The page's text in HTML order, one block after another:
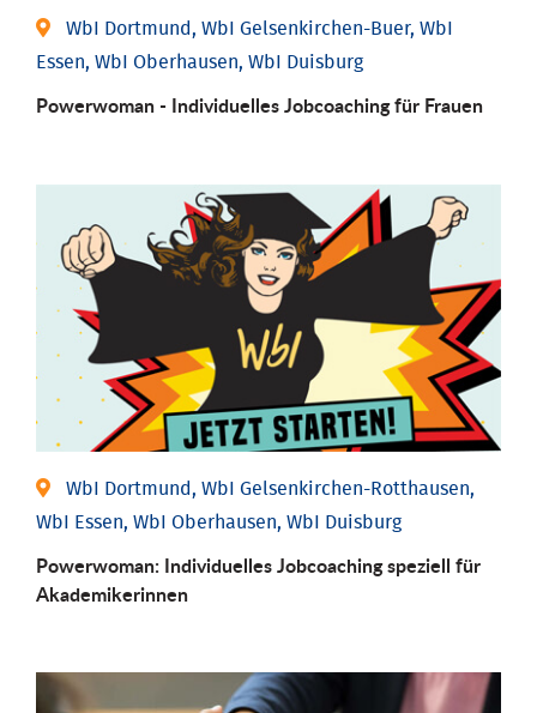
WbI Dortmund, WbI Gelsenkirchen-Buer, WbI
Essen, WbI Oberhausen, WbI Duisburg
Powerwoman - Individu­elles Job­coaching für Frauen
WbI Dortmund, WbI Gelsenkirchen-Rotthausen,
WbI Essen, WbI Oberhausen, WbI Duisburg
Powerwoman: Individu­elles Job­coaching speziell für
Aka­demiker­innen